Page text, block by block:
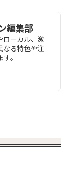
編集部
ローカル、激
なる特色や注
。